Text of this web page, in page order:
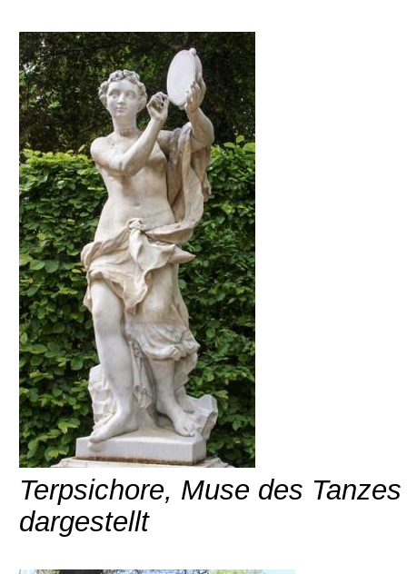
Terpsichore, Muse des
dargestellt